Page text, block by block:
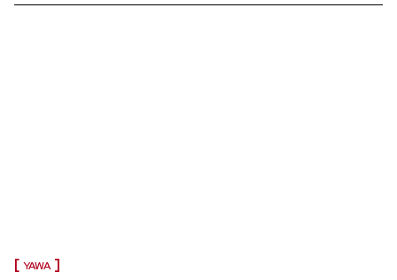
YAWA